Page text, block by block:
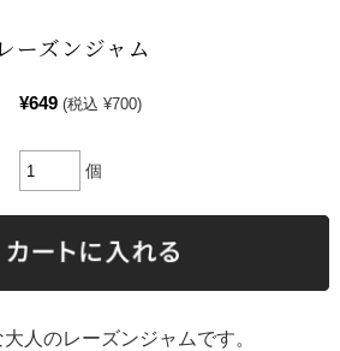
ーズンジャム
¥649 (税込 ¥700)
個
人のレーズンジャムです。